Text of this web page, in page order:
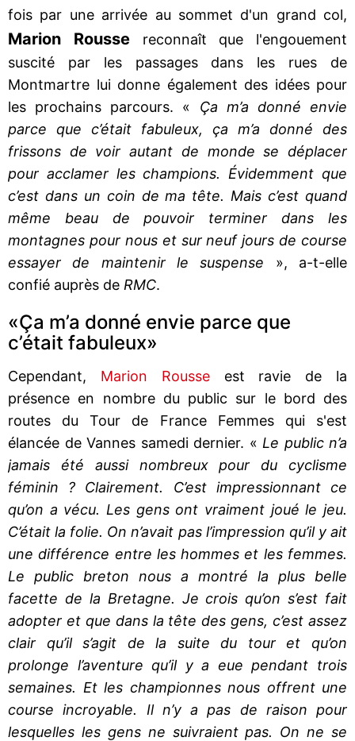
fois par une arrivée au sommet d'un grand col,
Marion Roussereconnaît que l'engouement
suscité par les passages dans les rues de
Montmartre lui donne également des idées pour
les prochains parcours. « Ça m’a donné envie
parce que c’était fabuleux, ça m’a donné des
frissons de voir autant de monde se déplacer
pour acclamer les champions. Évidemment que
c’est dans un coin de ma tête. Mais c’est quand
même beau de pouvoir terminer dans les
montagnes pour nous et sur neuf jours de course
essayer de maintenir le suspense », a-t-elle
confié auprès de RMC.
«Ça m’a donné envie parce que
c’était fabuleux»
Cependant, Marion Rousseest ravie de la
présence en nombre du public sur le bord des
routes du Tour de France Femmes qui s'est
élancée de Vannes samedi dernier. « Le public n’a
jamais été aussi nombreux pour du cyclisme
féminin ? Clairement. C’est impressionnant ce
qu’on a vécu. Les gens ont vraiment joué le jeu.
C’était la folie. On n’avait pas l’impression qu’il y ait
une différence entre les hommes et les femmes.
Le public breton nous a montré la plus belle
facette de la Bretagne. Je crois qu’on s’est fait
adopter et que dans la tête des gens, c’est assez
clair qu’il s’agit de la suite du tour et qu’on
prolonge l’aventure qu’il y a eue pendant trois
semaines. Et les championnes nous offrent une
course incroyable. Il n’y a pas de raison pour
lesquelles les gens ne suivraient pas. On ne se